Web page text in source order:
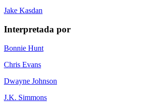
Jake Kasdan
Interpretada por
Bonnie Hunt
Chris Evans
Dwayne Johnson
J.K. Simmons